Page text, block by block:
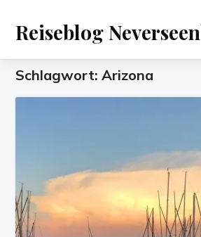
Reiseblog
Schlagwort:Arizona